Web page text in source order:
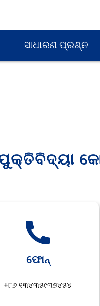
ସାଧାରଣ ପ୍ରଶ୍ନ
ଫୋନ୍
+୮୬ ୧୩୪୩୫୯୩୭୪୫୪